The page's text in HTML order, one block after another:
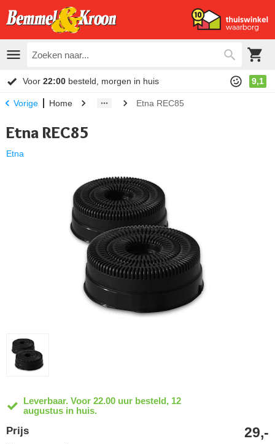
Voor 22:00 besteld, morgen in huis 9,1
Vorige Home Etna REC85
Etna REC85
Etna
Leverbaar. Voor 22.00 uur besteld, 12
augustus in huis.
Prijs 29,-